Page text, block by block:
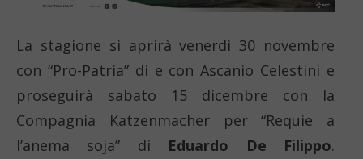
La stagione si aprirà venerdì 30 novembre
con “Pro-Patria” di e con Ascanio Celestini e
proseguirà sabato 15 dicembre con la
Compagnia Katzenmacher per “Requie a
l’anema soja” di Eduardo De Filippo.